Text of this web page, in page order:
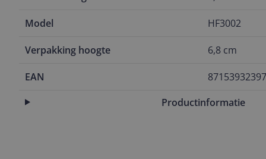
Model HF3002
Verpakking hoogte 6,8 cm
EAN
Productinformatie